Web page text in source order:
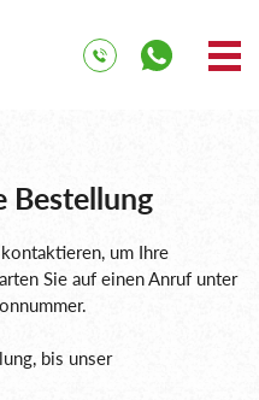
Bestellung
um Ihre
Sie auf einen Anruf unter
bis unser